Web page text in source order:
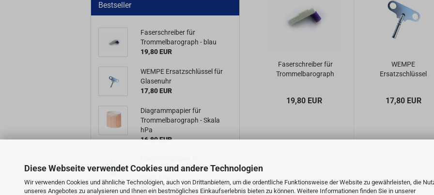
Diese Webseite verwendet Cookies und andere Technologien
Wir verwenden Cookies und ähnliche Technologien, auch von Drittanbietern, um die ordentliche Funktionsweise der Website zu gewährleisten, die
unseres Angebotes zu analysieren und Ihnen ein bestmögliches Einkaufserlebnis bieten zu können. Weitere Informationen finden Sie in unserer
Faserschreiber für
Trommelbarograph
19,80 EUR
WEMPE
Ersatzschlüssel
17,80 EUR
Bestseller
Faserschreiber für
Trommelbarograph - blau
19,80 EUR
WEMPE Ersatzschlüssel für
Glasenuhr
17,80 EUR
Diagrammpapier für
Trommelbarograph - Skala
hPa
16,80 EUR
Meteograf - 5 -Jahresrollen -
Skala hPa
99,00 EUR